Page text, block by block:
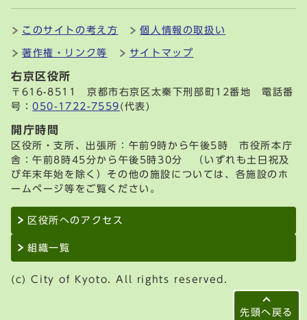
先頭へ戻る
このサイトの考え方 個人情報の取扱い
著作権・リンク等 サイトマップ
右京区役所
〒616-8511 京都市右京区太秦下刑部町12番地 電話番
号：050-1722-7559 (代表)
開庁時間
区役所・支所、出張所：午前9時から午後5時 市役所本庁
舎：午前8時45分から午後5時30分 （いずれも土日祝及
び年末年始を除く）その他の施設については、各施設のホ
ームページ等をご覧ください。
区役所へのアクセス
組織一覧
(c) City of Kyoto. All rights reserved.